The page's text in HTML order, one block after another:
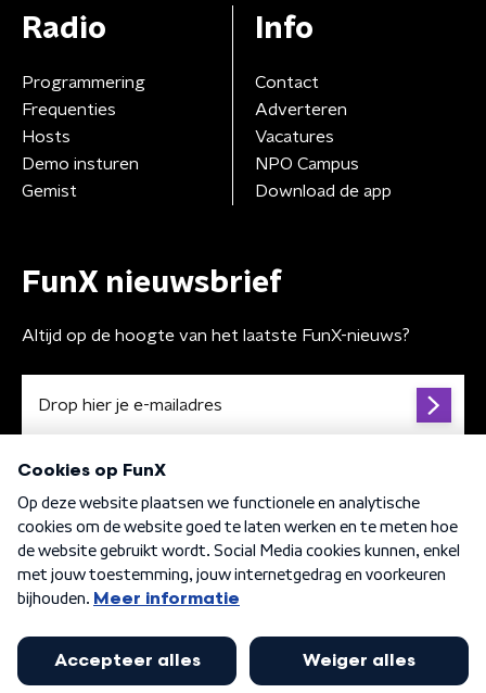
Radio
Programmering
Frequenties
Hosts
Demo insturen
Gemist
Info
Contact
Adverteren
Vacatures
NPO Campus
Download de app
FunX nieuwsbrief
Altijd op de hoogte van het laatste FunX-nieuws?
Algemene voorwaarden Privacybeleid